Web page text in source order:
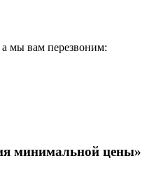
мы вам перезвоним:
минимальной цены»